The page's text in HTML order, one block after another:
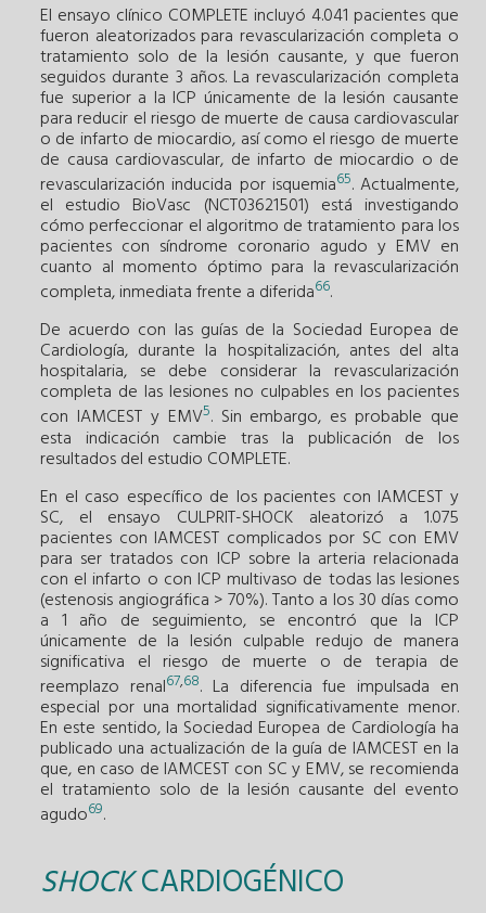
El ensayo clínico COMPLETE incluyó 4.041 pacientes que
fueron aleatorizados para revascularización completa o
tratamiento solo de la lesión causante, y que fueron
seguidos durante 3 años. La revascularización completa
fue superior a la ICP únicamente de la lesión causante
para reducir el riesgo de muerte de causa cardiovascular
o de infarto de miocardio, así como el riesgo de muerte
de causa cardiovascular, de infarto de miocardio o de
revascularización inducida por isquemia65. Actualmente,
el estudio BioVasc (NCT03621501) está investigando
cómo perfeccionar el algoritmo de tratamiento para los
pacientes con síndrome coronario agudo y EMV en
cuanto al momento óptimo para la revascularización
completa, inmediata frente a diferida66.
De acuerdo con las guías de la Sociedad Europea de
Cardiología, durante la hospitalización, antes del alta
hospitalaria, se debe considerar la revascularización
completa de las lesiones no culpables en los pacientes
con IAMCEST y EMV5. Sin embargo, es probable que
esta indicación cambie tras la publicación de los
resultados del estudio COMPLETE.
En el caso específico de los pacientes con IAMCEST y
SC, el ensayo CULPRIT-SHOCK aleatorizó a 1.075
pacientes con IAMCEST complicados por SC con EMV
para ser tratados con ICP sobre la arteria relacionada
con el infarto o con ICP multivaso de todas las lesiones
(estenosis angiográfica > 70%). Tanto a los 30 días como
a 1 año de seguimiento, se encontró que la ICP
únicamente de la lesión culpable redujo de manera
significativa el riesgo de muerte o de terapia de
reemplazo renal67,68. La diferencia fue impulsada en
especial por una mortalidad significativamente menor.
En este sentido, la Sociedad Europea de Cardiología ha
publicado una actualización de la guía de IAMCEST en la
que, en caso de IAMCEST con SC y EMV, se recomienda
el tratamiento solo de la lesión causante del evento
agudo69.
SHOCKCARDIOGÉNICO